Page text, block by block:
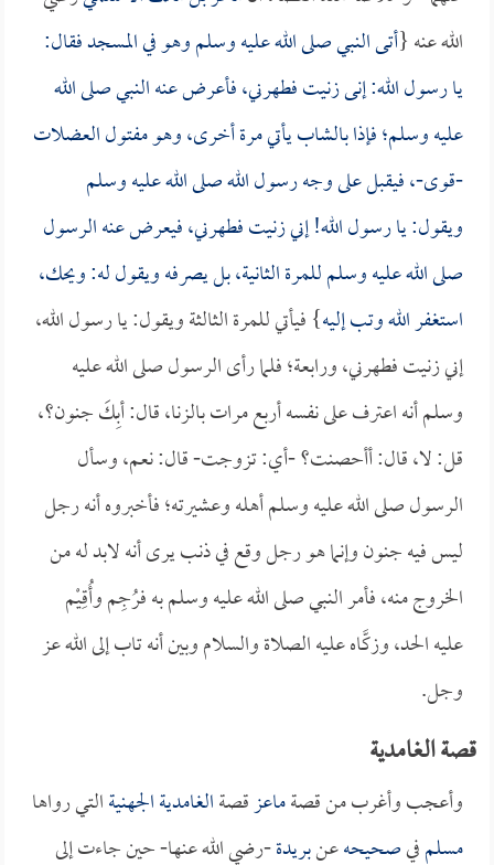
الله عنه {أتى النبي صلى الله عليه وسلم وهو في المسجد فقال:
يا رسول الله: إنى زنيت فطهرني، فأعرض عنه النبي صلى الله
عليه وسلم؛ فإذا بالشاب يأتي مرة أخرى، وهو مفتول العضلات
-قوى-، فيقبل على وجه رسول الله صلى الله عليه وسلم
ويقول: يا رسول الله! إني زنيت فطهرني، فيعرض عنه الرسول
صلى الله عليه وسلم للمرة الثانية، بل يصرفه ويقول له: ويحك،
استغفر الله وتب إليه} فيأتي للمرة الثالثة ويقول: يا رسول الله،
إني زنيت فطهرني، ورابعة؛ فلما رأى الرسول صلى الله عليه
وسلم أنه اعترف على نفسه أربع مرات بالزنا، قال: أبِكَ جنون؟،
قل: لا، قال: أأحصنت؟ -أي: تزوجت- قال: نعم، وسأل
الرسول صلى الله عليه وسلم أهله وعشيرته؛ فأخبروه أنه رجل
ليس فيه جنون وإنما هو رجل وقع في ذنب يرى أنه لابد له من
الخروج منه، فأمر النبي صلى الله عليه وسلم به فرُجِم وأُقِيْم
عليه الحد، وزكَّاه عليه الصلاة والسلام وبين أنه تاب إلى الله عز
وجل.
قصة الغامدية
وأعجب وأغرب من قصةماعزقصةالغامدية الجهنيةالتي رواها
مسلمفيصحيحهعنبريدة-رضي الله عنها- حين جاءت إلى